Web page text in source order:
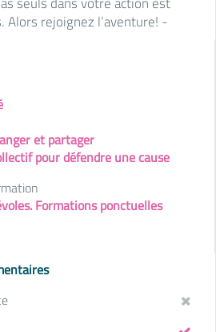
Alors rejoignez l’aventure! -
et partager
pour défendre une cause
Formations ponctuelles